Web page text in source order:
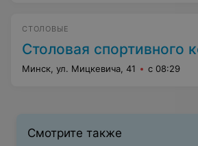
СТОЛОВЫЕ
Столовая спортивного
Минск, ул. Мицкевича, 41 с 08:29
Смотрите также